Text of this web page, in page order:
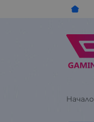
Начало